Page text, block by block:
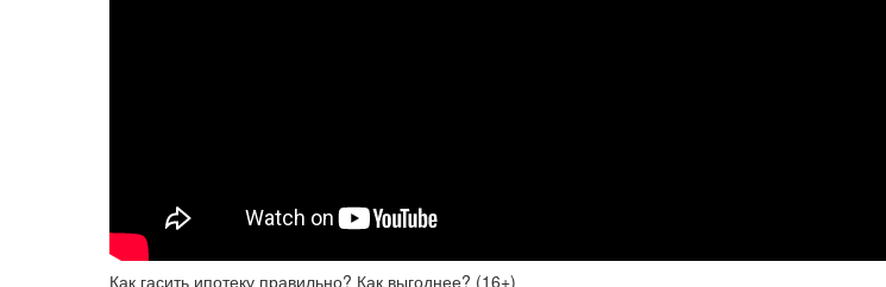
Как гасить ипотеку правильно? Как выгоднее? (16+)